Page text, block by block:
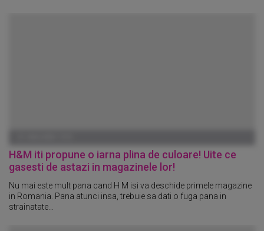
H&M iti propune o iarna plina de culoare! Uite ce
gasesti de astazi in magazinele lor!
Nu mai este mult pana cand H M isi va deschide primele magazine
in Romania. Pana atunci insa, trebuie sa dati o fuga pana in
strainatate...